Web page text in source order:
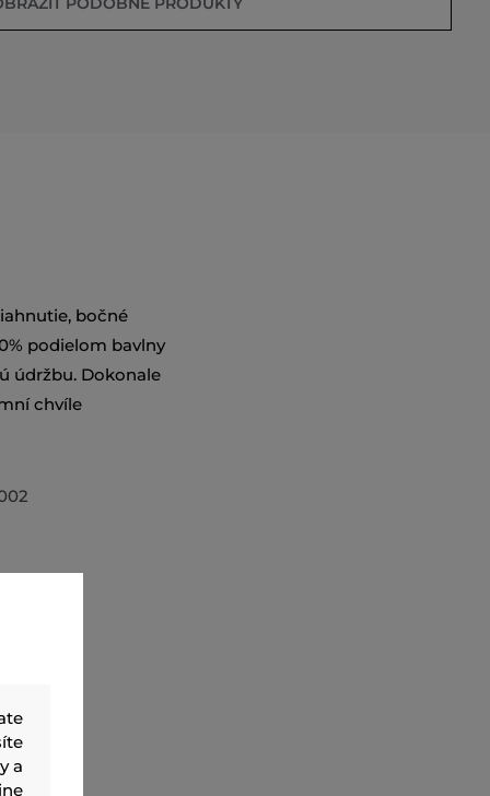
bočné
podielom bavlny
údržbu. Dokonale
chvíle
a